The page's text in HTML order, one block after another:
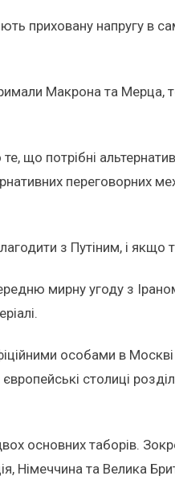
приховану напругу
Макрона та Мерца,
потрібні
переговорних
з Путіним, і якщо
мирну угоду з
особами в
столиці
основних таборів.
Німеччина та Велика